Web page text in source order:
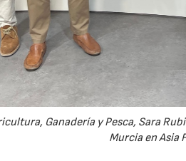
Ganadería y Pesca, Sara
Murcia en Asia